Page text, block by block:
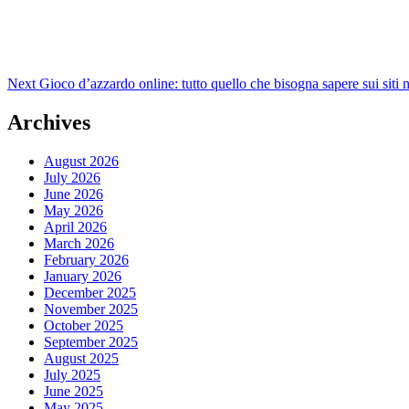
Next Gioco d’azzardo online: tutto quello che bisogna sapere sui siti
Archives
August 2026
July 2026
June 2026
May 2026
April 2026
March 2026
February 2026
January 2026
December 2025
November 2025
October 2025
September 2025
August 2025
July 2025
June 2025